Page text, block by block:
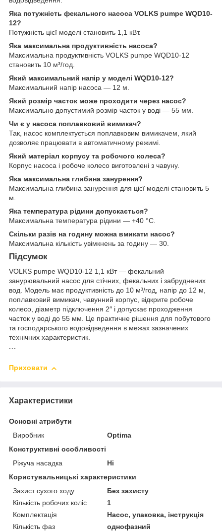
Яка потужність фекального насоса VOLKS pumpe WQD10-
12?
Потужність цієї моделі становить 1,1 кВт.
Яка максимальна продуктивність насоса?
Максимальна продуктивність VOLKS pumpe WQD10-12
становить 10 м³/год.
Який максимальний напір у моделі WQD10-12?
Максимальний напір насоса — 12 м.
Який розмір часток може проходити через насос?
Максимально допустимий розмір часток у воді — 55 мм.
Чи є у насоса поплавковий вимикач?
Так, насос комплектується поплавковим вимикачем, який
дозволяє працювати в автоматичному режимі.
Який матеріал корпусу та робочого колеса?
Корпус насоса і робоче колесо виготовлені з чавуну.
Яка максимальна глибина занурення?
Максимальна глибина занурення для цієї моделі становить 5
м.
Яка температура рідини допускається?
Максимальна температура рідини — +40 °C.
Скільки разів на годину можна вмикати насос?
Максимальна кількість увімкнень за годину — 30.
Підсумок
VOLKS pumpe WQD10-12 1,1 кВт — фекальний
занурювальний насос для стічних, фекальних і забруднених
вод. Модель має продуктивність до 10 м³/год, напір до 12 м,
поплавковий вимикач, чавунний корпус, відкрите робоче
колесо, діаметр підключення 2″ і допускає проходження
часток у воді до 55 мм. Це практичне рішення для побутового
та господарського водовідведення в межах зазначених
технічних характеристик.
```
Приховати
Характеристики
Основні атрибути
Виробник
Optima
Конструктивні особливості
Ріжуча насадка
Ні
Користувальницькі характеристики
Захист сухого ходу
Без захисту
Кількість робочих коліс
1
Комплектація
Насос, упаковка, інструкція
Кількість фаз
однофазний